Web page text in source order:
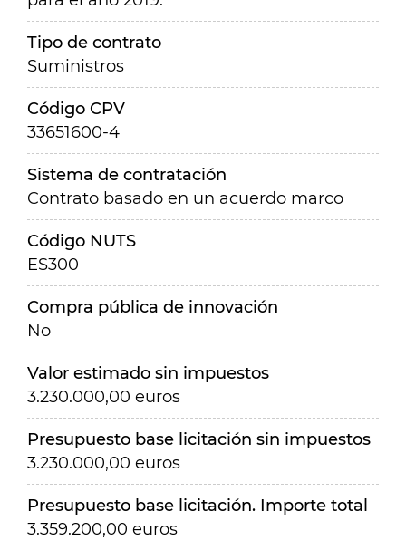
Tipo de contrato
Suministros
Código CPV
33651600-4
Sistema de contratación
Contrato basado en un acuerdo marco
Código NUTS
ES300
Compra pública de innovación
No
Valor estimado sin impuestos
3.230.000,00 euros
Presupuesto base licitación sin impuestos
3.230.000,00 euros
Presupuesto base licitación. Importe total
3.359.200,00 euros